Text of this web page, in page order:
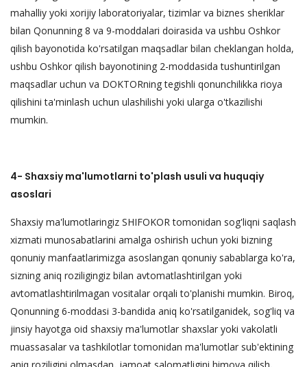
mahalliy yoki xorijiy laboratoriyalar, tizimlar va biznes sheriklar
bilan Qonunning 8 va 9-moddalari doirasida va ushbu Oshkor
qilish bayonotida ko'rsatilgan maqsadlar bilan cheklangan holda,
ushbu Oshkor qilish bayonotining 2-moddasida tushuntirilgan
maqsadlar uchun va DOKTORning tegishli qonunchilikka rioya
qilishini ta'minlash uchun ulashilishi yoki ularga o'tkazilishi
mumkin.
4- Shaxsiy ma'lumotlarni to'plash usuli va huquqiy
asoslari
Shaxsiy ma'lumotlaringiz SHIFOKOR tomonidan sog'liqni saqlash
xizmati munosabatlarini amalga oshirish uchun yoki bizning
qonuniy manfaatlarimizga asoslangan qonuniy sabablarga ko'ra,
sizning aniq roziligingiz bilan avtomatlashtirilgan yoki
avtomatlashtirilmagan vositalar orqali to'planishi mumkin. Biroq,
Qonunning 6-moddasi 3-bandida aniq ko'rsatilganidek, sog'liq va
jinsiy hayotga oid shaxsiy ma'lumotlar shaxslar yoki vakolatli
muassasalar va tashkilotlar tomonidan ma'lumotlar sub'ektining
aniq roziligini olmasdan, jamoat salomatligini himoya qilish,